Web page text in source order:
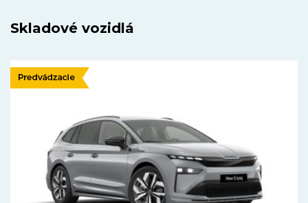
Skladové vozidlá